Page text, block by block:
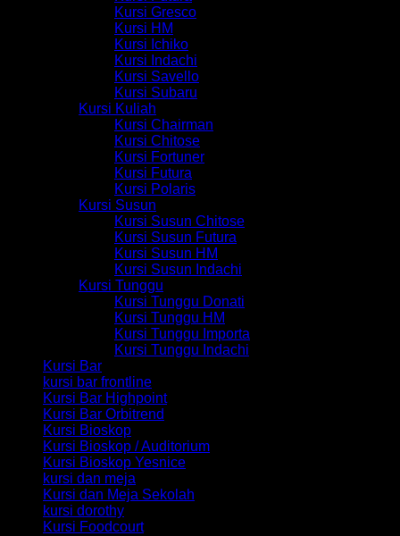
Kursi Gresco
Kursi HM
Kursi Ichiko
Kursi Indachi
Kursi Savello
Kursi Subaru
Kursi Kuliah
Kursi Chairman
Kursi Chitose
Kursi Fortuner
Kursi Futura
Kursi Polaris
Kursi Susun
Kursi Susun Chitose
Kursi Susun Futura
Kursi Susun HM
Kursi Susun Indachi
Kursi Tunggu
Kursi Tunggu Donati
Kursi Tunggu HM
Kursi Tunggu Importa
Kursi Tunggu Indachi
Kursi Bar
kursi bar frontline
Kursi Bar Highpoint
Kursi Bar Orbitrend
Kursi Bioskop
Kursi Bioskop / Auditorium
Kursi Bioskop Yesnice
kursi dan meja
Kursi dan Meja Sekolah
kursi dorothy
Kursi Foodcourt